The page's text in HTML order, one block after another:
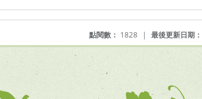
最後更新日期：
點閱數： 1828 |